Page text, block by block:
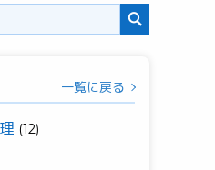
一覧に戻る
(12)